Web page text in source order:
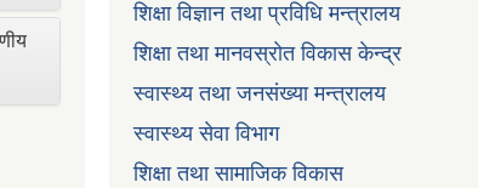
शिक्षा विज्ञान तथा प्रविधि मन्त्रालय
शिक्षा तथा मानवस्रोत विकास केन्द्र
स्वास्थ्य तथा जनसंख्या मन्त्रालय
स्वास्थ्य सेवा विभाग
शिक्षा तथा सामाजिक विकास